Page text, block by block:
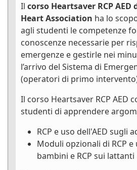
Il corso Heartsaver RCP AED
Heart Association ha lo
agli studenti le competenze
conoscenze necessarie per
emergenze e gestirle nei
l’arrivo del Sistema di
(operatori di primo
Il corso Heartsaver RCP AED
studenti di apprendere
RCP e uso dell'AED sugli
Moduli opzionali di RCP e
bambini e RCP sui lattanti